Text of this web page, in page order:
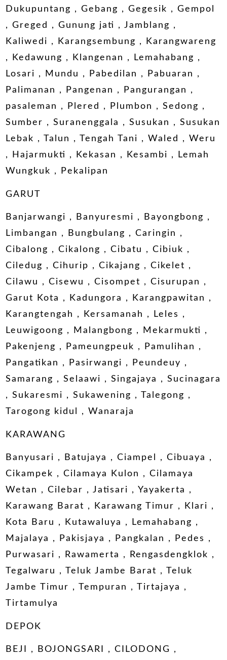
Dukupuntang , Gebang , Gegesik , Gempol
, Greged , Gunung jati , Jamblang ,
Kaliwedi , Karangsembung , Karangwareng
, Kedawung , Klangenan , Lemahabang ,
Losari , Mundu , Pabedilan , Pabuaran ,
Palimanan , Pangenan , Pangurangan ,
pasaleman , Plered , Plumbon , Sedong ,
Sumber , Suranenggala , Susukan , Susukan
Lebak , Talun , Tengah Tani , Waled , Weru
, Hajarmukti , Kekasan , Kesambi , Lemah
Wungkuk , Pekalipan
GARUT
Banjarwangi , Banyuresmi , Bayongbong ,
Limbangan , Bungbulang , Caringin ,
Cibalong , Cikalong , Cibatu , Cibiuk ,
Ciledug , Cihurip , Cikajang , Cikelet ,
Cilawu , Cisewu , Cisompet , Cisurupan ,
Garut Kota , Kadungora , Karangpawitan ,
Karangtengah , Kersamanah , Leles ,
Leuwigoong , Malangbong , Mekarmukti ,
Pakenjeng , Pameungpeuk , Pamulihan ,
Pangatikan , Pasirwangi , Peundeuy ,
Samarang , Selaawi , Singajaya , Sucinagara
, Sukaresmi , Sukawening , Talegong ,
Tarogong kidul , Wanaraja
KARAWANG
Banyusari , Batujaya , Ciampel , Cibuaya ,
Cikampek , Cilamaya Kulon , Cilamaya
Wetan , Cilebar , Jatisari , Yayakerta ,
Karawang Barat , Karawang Timur , Klari ,
Kota Baru , Kutawaluya , Lemahabang ,
Majalaya , Pakisjaya , Pangkalan , Pedes ,
Purwasari , Rawamerta , Rengasdengklok ,
Tegalwaru , Teluk Jambe Barat , Teluk
Jambe Timur , Tempuran , Tirtajaya ,
Tirtamulya
DEPOK
BEJI , BOJONGSARI , CILODONG ,